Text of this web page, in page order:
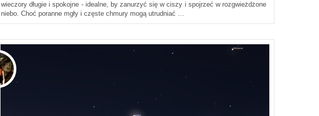
wieczory długie i spokojne - idealne, by zanurzyć się w ciszy i spojrzeć w rozgwieżdżone
niebo. Choć poranne mgły i częste chmury mogą utrudniać …